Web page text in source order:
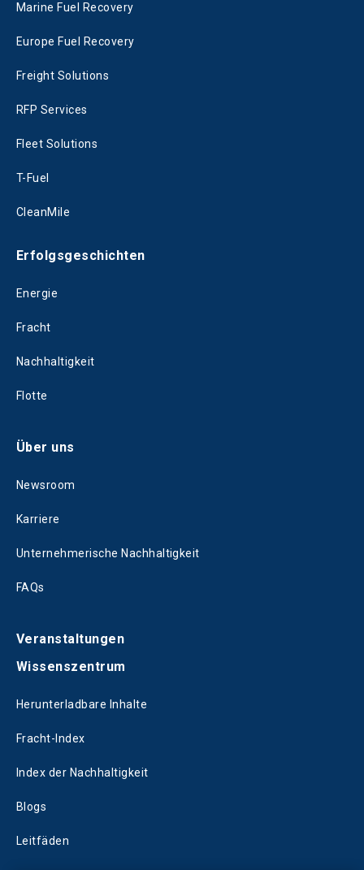
Marine Fuel Recovery
Europe Fuel Recovery
Freight Solutions
RFP Services
Fleet Solutions
T-Fuel
CleanMile
Erfolgsgeschichten
Energie
Fracht
Nachhaltigkeit
Flotte
Über uns
Newsroom
Karriere
Unternehmerische Nachhaltigkeit
FAQs
Veranstaltungen
Wissenszentrum
Herunterladbare Inhalte
Fracht-Index
Index der Nachhaltigkeit
Blogs
Leitfäden